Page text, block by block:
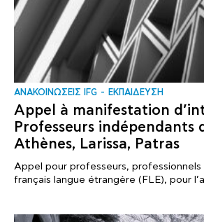
ΑΝΑΚΟΙΝΩΣΕΙΣ IFG ΕΚΠΑΙΔΕΥΣΗ
Appel à manifestation
Professeurs indépendants
Athènes, Larissa, Patras
Appel pour professeurs,
français langue étrangère (FLE), pour